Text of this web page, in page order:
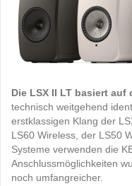
Die LSX II LT basiert auf
technisch weitgehend
erstklassigen Klang der
LS60 Wireless, der LS50
Systeme verwenden die
Anschlussmöglichkeiten
noch umfangreicher.